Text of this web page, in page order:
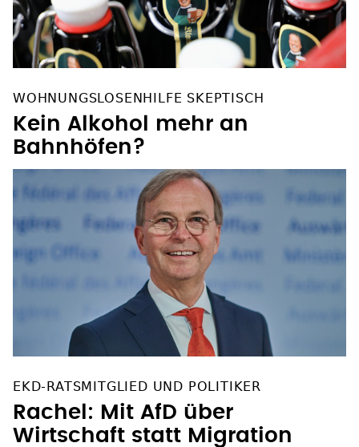
WOHNUNGSLOSENHILFE SKEPTISCH
Kein Alkohol mehr an
Bahnhöfen?
EKD-RATSMITGLIED UND POLITIKER
Rachel: Mit AfD über
Wirtschaft statt Migration